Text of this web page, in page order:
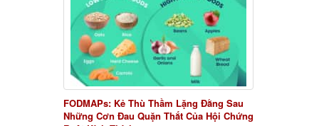
FODMAPs: Kẻ Thù Thầm Lặng Đằng Sau
Những Cơn Đau Quặn Thắt Của Hội Chứng